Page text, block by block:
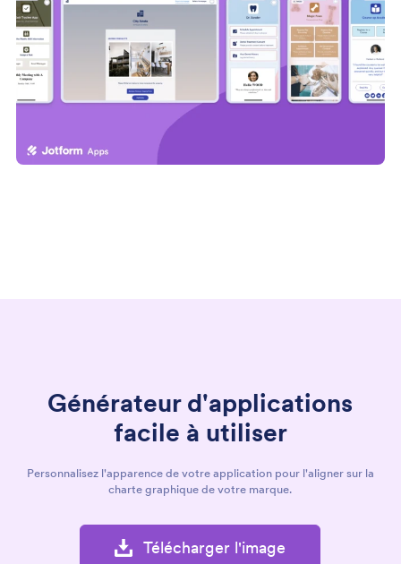
Générateur d'applications
facile à utiliser
Personnalisez l'apparence de votre application pour l'aligner sur la
charte graphique de votre marque.
Télécharger l'image